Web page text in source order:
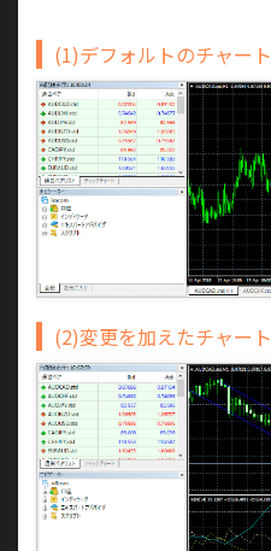
(1)デフォルトのチャート
(2)変更を加えたチャート